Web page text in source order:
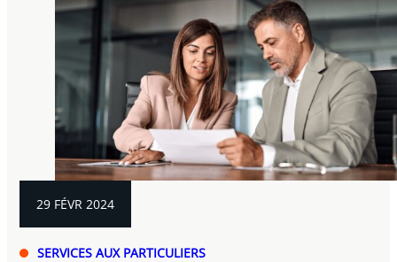
29 FÉVR 2024
SERVICES AUX PARTICULIERS